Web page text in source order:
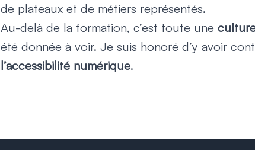
de plateaux et de métiers représentés.
Au-delà de la formation, c’est toute une
été donnée à voir. Je suis honoré d’y avoir
l’accessibilité numérique.